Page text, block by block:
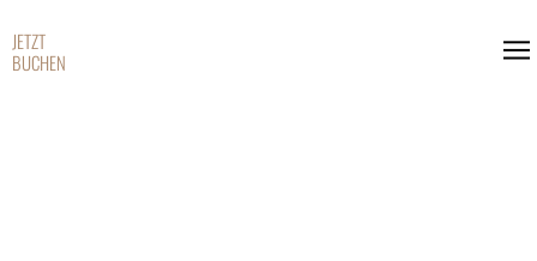
JETZT
BUCHEN